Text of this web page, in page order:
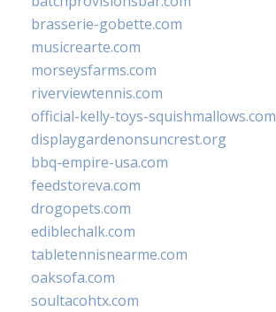
brasserie-gobette.com
musicrearte.com
morseysfarms.com
riverviewtennis.com
official-kelly-toys-squishmallows.com
displaygardenonsuncrest.org
bbq-empire-usa.com
feedstoreva.com
drogopets.com
ediblechalk.com
tabletennisnearme.com
oaksofa.com
soultacohtx.com